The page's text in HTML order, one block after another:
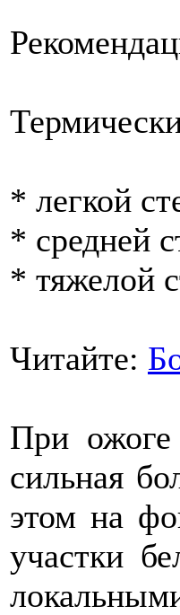
* легкой
* средней
* тяжелой
Читайте:
При ожоге
сильная
этом на
участки